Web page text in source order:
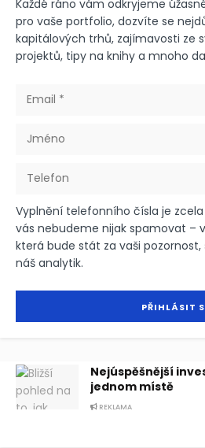
Každé ráno vám odkryjeme
pro vaše portfolio, dozvíte se
kapitálových trhů, zajímavosti ze
projektů, tipy na knihy a mnoho
Vyplnění telefonního čísla je
vás nebudeme nijak spamovat –
která bude stát za vaši
náš analytik.
Nejúspěšnější
jednom místě
REKLAMA